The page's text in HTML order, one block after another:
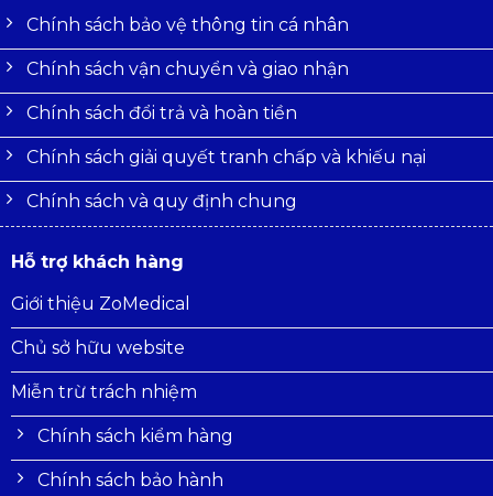
Chính sách bảo vệ thông tin cá nhân
Chính sách vận chuyển và giao nhận
Chính sách đổi trả và hoàn tiền
Chính sách giải quyết tranh chấp và khiếu nại
Chính sách và quy định chung
Hỗ trợ khách hàng
Giới thiệu ZoMedical
Chủ sở hữu website
Miễn trừ trách nhiệm
Chính sách kiểm hàng
Chính sách bảo hành